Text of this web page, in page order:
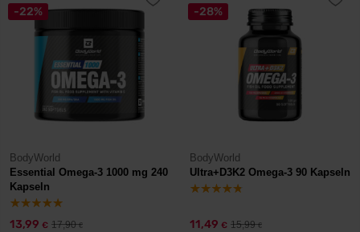
Kreislauf-Systems und wirken sich auch positiv auf die
Aktivität des zentralen Nervensystems aus.
-22%
BodyWorld
Essential Omega-3 1000 mg 240
Kapseln
13,99 € 17,90€
-28%
BodyWorld
Ultra+D3K2 Omega-3 90 Kapseln
11,49 € 15,99€